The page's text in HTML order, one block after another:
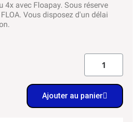
4x avec Floapay. Sous réserve
Vous disposez d'un délai
Ajouter au panier